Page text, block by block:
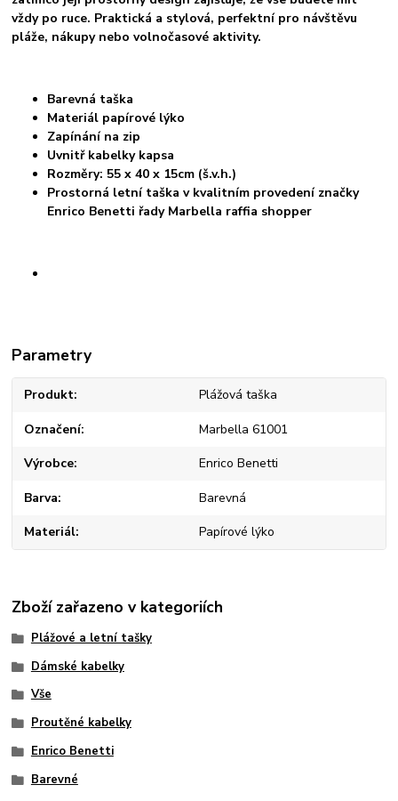
vždy po ruce. Praktická a stylová, perfektní pro návštěvu
pláže, nákupy nebo volnočasové aktivity.
Barevná taška
Materiál papírové lýko
Zapínání na zip
Uvnitř kabelky kapsa
Rozměry: 55 x 40 x 15cm (š.v.h.)
Prostorná letní taška v kvalitním provedení značky
Enrico Benetti řady Marbella raffia shopper
Parametry
Produkt Plážová taška
Označení Marbella 61001
Výrobce Enrico Benetti
Barva Barevná
Materiál Papírové lýko
Zboží zařazeno v kategoriích
Plážové a letní tašky
Dámské kabelky
Vše
Proutěné kabelky
Enrico Benetti
Barevné